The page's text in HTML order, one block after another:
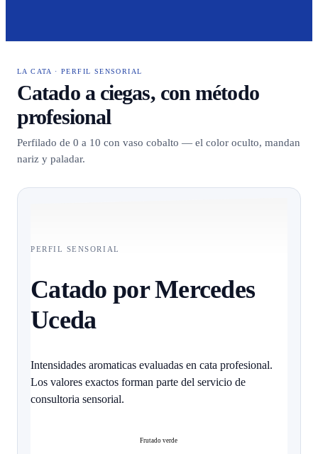
LA CATA · PERFIL SENSORIAL
Catado a ciegas, con método
profesional
Perfilado de 0 a 10 con vaso cobalto — el color oculto, mandan
nariz y paladar.
PERFIL SENSORIAL
Catado por Mercedes
Uceda
Intensidades aromaticas evaluadas en cata profesional.
Los valores exactos forman parte del servicio de
consultoria sensorial.
Frutado verde